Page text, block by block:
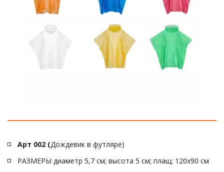
Арт 002 (Дождевик в футляре)
РАЗМЕРЫ диаметр 5,7 см; высота 5 см; плащ: 120х90 см